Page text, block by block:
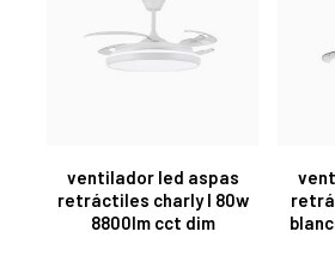
ventilador led aspas
retráctiles charly l 80w
8800lm cct dim